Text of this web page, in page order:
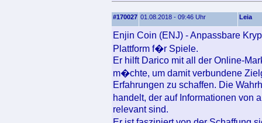
#170027 01.08.2018 - 09:46 Uhr Leia
Enjin Coin (ENJ) - Anpassbare
Plattform f�r Spiele.
Er hilft Darico mit all der Online-
m�chte, um damit verbundene
Erfahrungen zu schaffen. Die
handelt, der auf Informationen
relevant sind.